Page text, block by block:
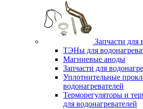
Запчасти для
ТЭНы для
Магниевые аноды
Запчасти для
Уплотнительные
водонагревателей
Терморегуляторы и
для водонагревателей